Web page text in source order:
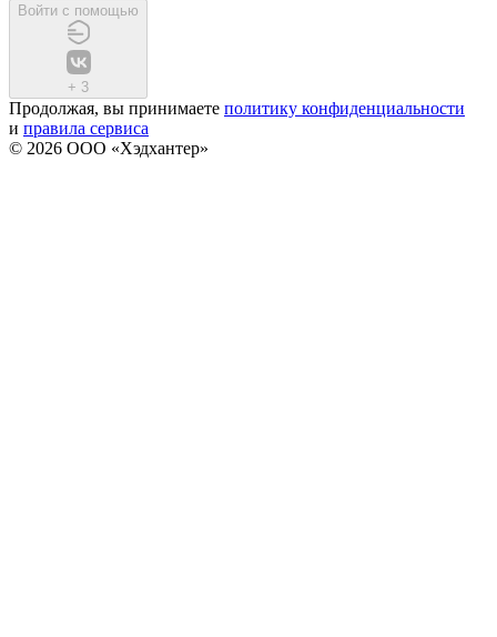
Войти с помощью
+ 3
Продолжая, вы принимаете политику конфиденциальности
и правила сервиса
© 2026 ООО «Хэдхантер»